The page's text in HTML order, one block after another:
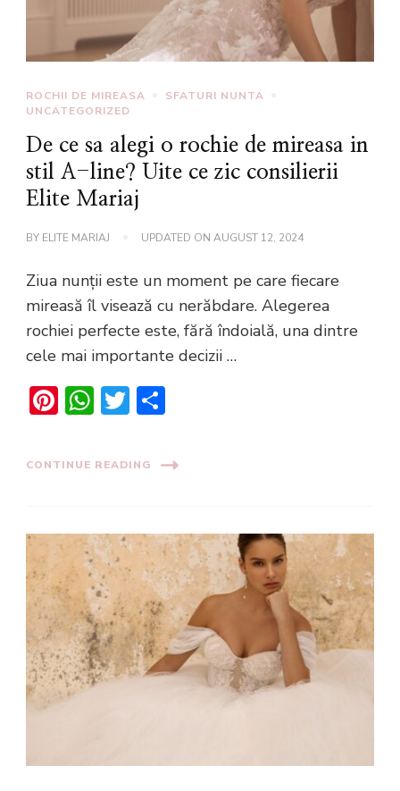
ROCHII DE MIREASA
SFATURI NUNTA
UNCATEGORIZED
De ce sa alegi o rochie de mireasa in
stil A-line? Uite ce zic consilierii
Elite Mariaj
BY ELITE MARIAJ UPDATED ON AUGUST 12, 2024
Ziua nunții este un moment pe care fiecare
mireasă îl visează cu nerăbdare. Alegerea
rochiei perfecte este, fără îndoială, una dintre
cele mai importante decizii …
Pinterest
WhatsApp
Twitter
CONTINUE READING